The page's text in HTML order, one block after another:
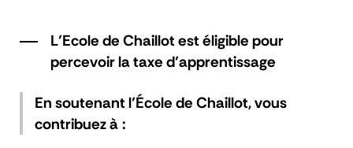
L’Ecole de Chaillot est éligible pour
percevoir la taxe d’apprentissage
En soutenant l’École de Chaillot, vous
contribuez à :